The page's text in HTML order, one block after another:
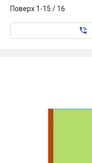
Поверх 1-15 / 16
